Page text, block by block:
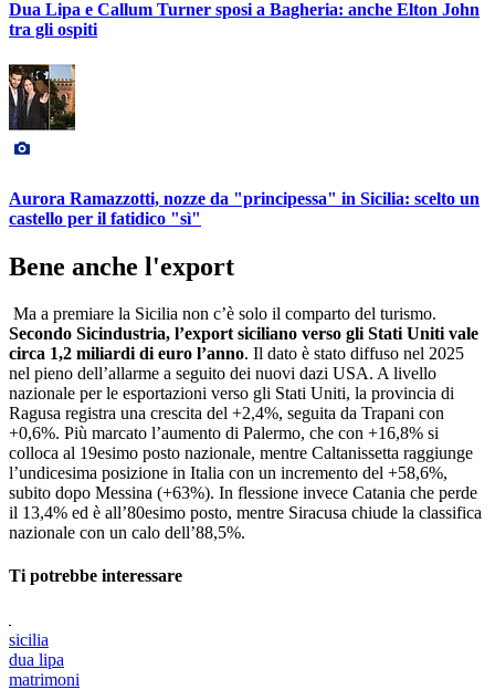
Dua Lipa e Callum Turner sposi a Bagheria: anche Elton John
tra gli ospiti
Aurora Ramazzotti, nozze da "principessa" in Sicilia: scelto un
castello per il fatidico "sì"
Bene anche l'export
Ma a premiare la Sicilia non c’è solo il comparto del turismo.
Secondo Sicindustria, l’export siciliano verso gli Stati Uniti vale
circa 1,2 miliardi di euro l’anno. Il dato è stato diffuso nel 2025
nel pieno dell’allarme a seguito dei nuovi dazi USA. A livello
nazionale per le esportazioni verso gli Stati Uniti, la provincia di
Ragusa registra una crescita del +2,4%, seguita da Trapani con
+0,6%. Più marcato l’aumento di Palermo, che con +16,8% si
colloca al 19esimo posto nazionale, mentre Caltanissetta raggiunge
l’undicesima posizione in Italia con un incremento del +58,6%,
subito dopo Messina (+63%). In flessione invece Catania che perde
il 13,4% ed è all’80esimo posto, mentre Siracusa chiude la classifica
nazionale con un calo dell’88,5%.
Ti potrebbe interessare
sicilia
dua lipa
matrimoni